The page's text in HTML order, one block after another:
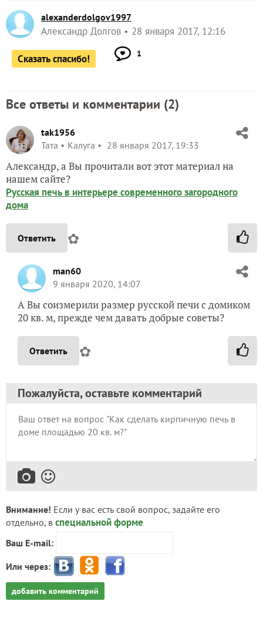
alexanderdolgov1997
Александр Долгов 28 января 2017, 12:16
Сказать спасибо! 1
Все ответы и комментарии (2)
tak1956
Taта
Калуга 28 января 2017, 19:33
Александр, а Вы прочитали вот этот материал на
нашем сайте?
Русская печь в интерьере современного загородного
дома
Ответить ✿
man60
9 января 2020, 14:07
А Вы соизмерили размер русской печи с домиком
20 кв. м, прежде чем давать добрые советы?
Ответить ✿
Пожалуйста, оставьте комментарий
Внимание! Если у вас есть свой вопрос, задайте его
отдельно, в специальной форме
Ваш E-mail:
Или через:
добавить комментарий